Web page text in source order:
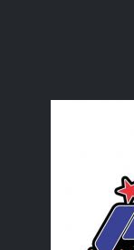
Pokok baru
Floor trap
Tanjung Emas,
Mijan dah
Telekung
Tukang